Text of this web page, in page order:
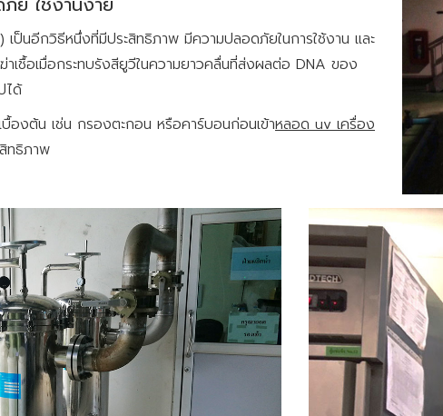
เป็นอีกวิธีหนึ่งที่มีประสิทธิภาพ มีความปลอดภัยในการใช้งาน และ
าเชื้อเมื่อกระทบรังสียูวีในความยาวคลื่นที่ส่งผลต่อ DNA ของ
ได้
องต้น เช่น กรองตะกอน หรือคาร์บอนก่อนเข้าหลอด uv เครื่อง
ทธิภาพ